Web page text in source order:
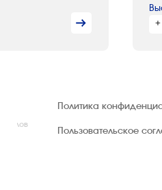
+
Политика
Пользовательское